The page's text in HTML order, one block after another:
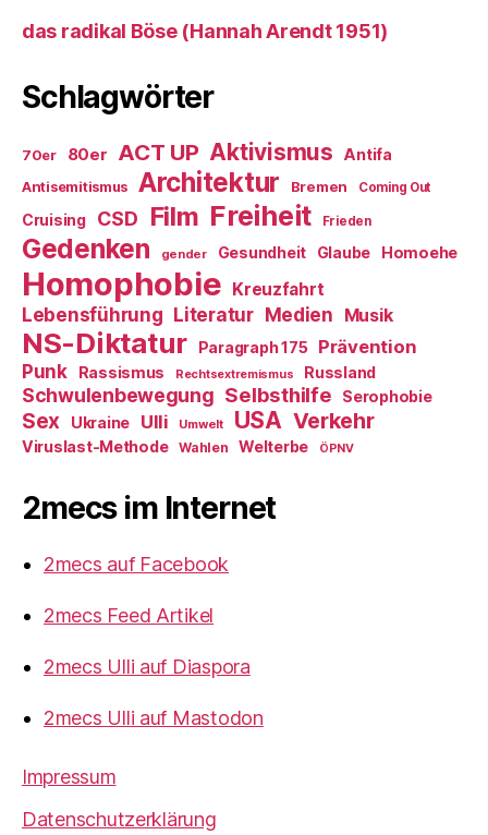
das radikal Böse (Hannah Arendt 1951)
Schlagwörter
70er 80er ACT UP Aktivismus Antifa
Antisemitismus Architektur Bremen Coming Out
Cruising CSD Film Freiheit Frieden
Gedenken gender Gesundheit Glaube Homoehe
Homophobie Kreuzfahrt
Lebensführung Literatur Medien Musik
NS-Diktatur Paragraph 175
Prävention
Punk
Rassismus Rechtsextremismus Russland
Schwulenbewegung Selbsthilfe Serophobie
Sex Ukraine Ulli Umwelt USA Verkehr
Viruslast-Methode Wahlen Welterbe ÖPNV
2mecs im Internet
2mecs auf Facebook
2mecs Feed Artikel
2mecs Ulli auf Diaspora
2mecs Ulli auf Mastodon
Impressum
Datenschutzerklärung